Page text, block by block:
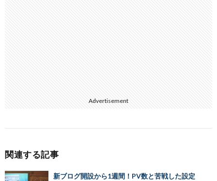
Advertisement
関連する記事
新ブログ開設から1週間！PV数と苦戦した設定